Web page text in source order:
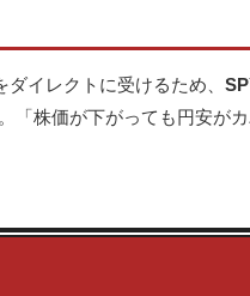
イレクトに受けるため、
「株価が下がっても円安が